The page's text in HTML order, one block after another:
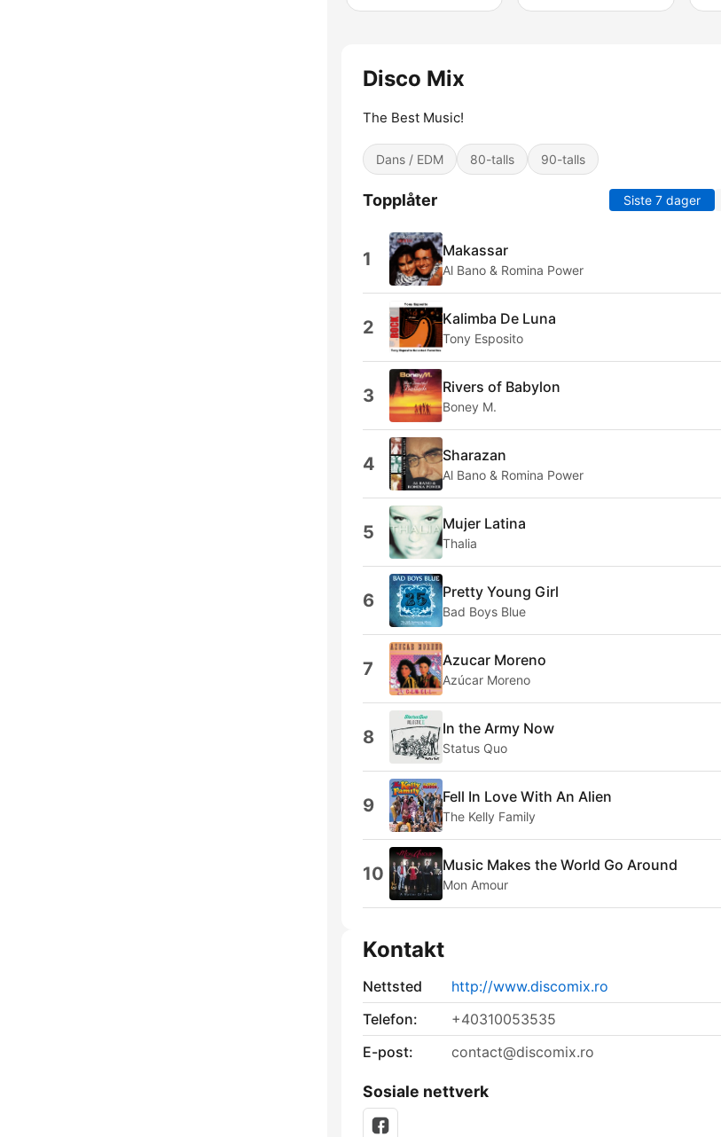
Disco Mix
The Best Music!
Dans / EDM 80-talls 90-talls
Topplåter Siste 7 dager
1 Makassar
Al Bano & Romina Power
2 Kalimba De Luna
Tony Esposito
3 Rivers of Babylon
Boney M.
4 Sharazan
Al Bano & Romina Power
5 Mujer Latina
Thalia
6 Pretty Young Girl
Bad Boys Blue
7 Azucar Moreno
Azúcar Moreno
8 In the Army Now
Status Quo
9 Fell In Love With An Alien
The Kelly Family
10 Music Makes the World Go Around
Mon Amour
Kontakt
Nettsted
http://www.discomix.ro
Telefon:
+40310053535
E-post:
contact@discomix.ro
Sosiale nettverk